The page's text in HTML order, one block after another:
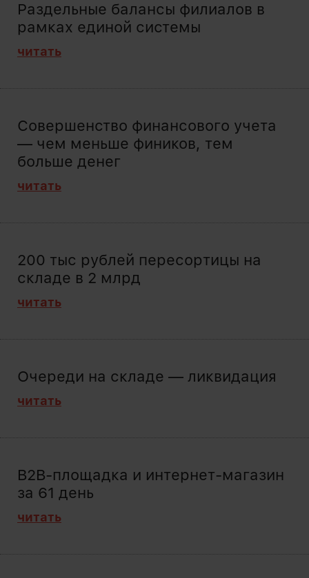
Раздельные балансы филиалов в
рамках единой системы
читать
Совершенство финансового учета
— чем меньше фиников, тем
больше денег
читать
200 тыс рублей пересортицы на
складе в 2 млрд
читать
Очереди на складе — ликвидация
читать
B2B-площадка и интернет-магазин
за 61 день
читать